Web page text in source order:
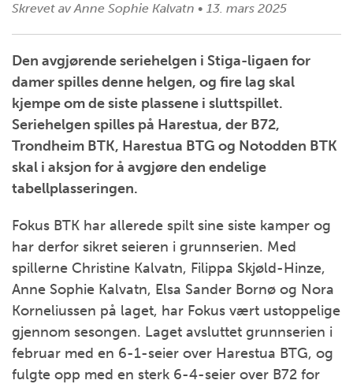
Skrevet av Anne Sophie Kalvatn • 13. mars 2025
Den avgjørende seriehelgen i Stiga-ligaen for
damer spilles denne helgen, og fire lag skal
kjempe om de siste plassene i sluttspillet.
Seriehelgen spilles på Harestua, der B72,
Trondheim BTK, Harestua BTG og Notodden BTK
skal i aksjon for å avgjøre den endelige
tabellplasseringen.
Fokus BTK har allerede spilt sine siste kamper og
har derfor sikret seieren i grunnserien. Med
spillerne Christine Kalvatn, Filippa Skjøld-Hinze,
Anne Sophie Kalvatn, Elsa Sander Bornø og Nora
Korneliussen på laget, har Fokus vært ustoppelige
gjennom sesongen. Laget avsluttet grunnserien i
februar med en 6-1-seier over Harestua BTG, og
fulgte opp med en sterk 6-4-seier over B72 for